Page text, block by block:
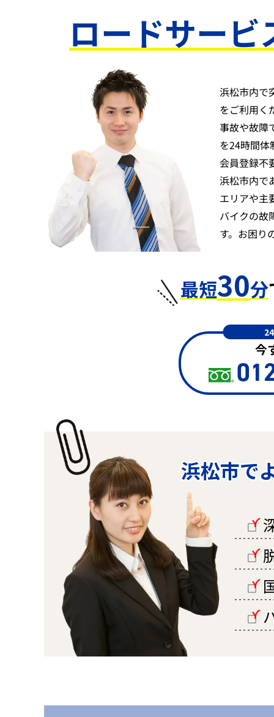
ロードサービ
浜松市内で
をご利用く
事故や故障
を24時間体
会員登録不
浜松市内で
エリアや主
バイクの故
す。お困り
最短30分
今
浜松市で
□
□
□
□